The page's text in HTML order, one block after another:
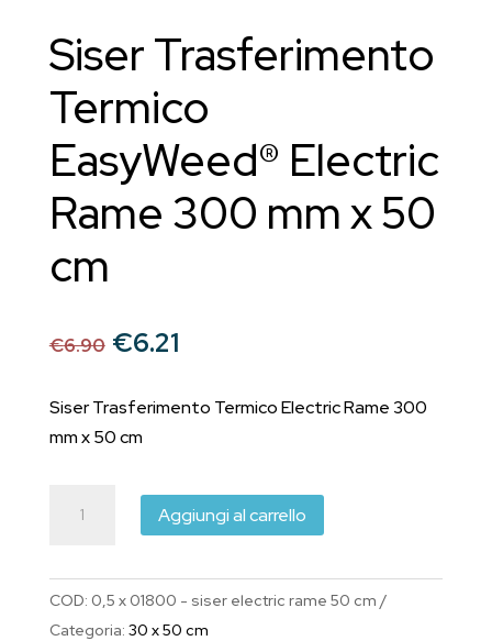
Siser Trasferimento
Termico
EasyWeed® Electric
Rame 300 mm x 50
cm
€6.90 Il
originale
era:
€6.21Il
attuale
Siser Trasferimento Termico Electric Rame 300
mm x 50 cm
Trasferimento
Aggiungi al carrello
COD: 0,5 x 01800 - siser electric rame 50 cm
Categoria: 30 x 50 cm